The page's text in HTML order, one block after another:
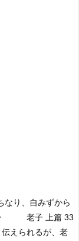
なり、自みずから
ー 老子 上篇 33
伝えられるが、老